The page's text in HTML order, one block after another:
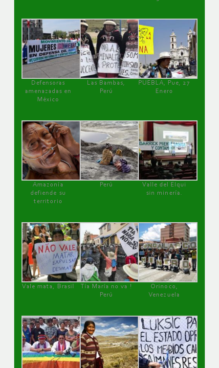
Defensoras
amenazadas en
México
Las Bambas,
Perú
PUEBLA, Pue, 27
Enero
Amazonía
defiende su
territorio
Perú
Valle del Elqui
sin minería.
Vale mata, Brasil
Tía María no va !
Perú
Orinoco,
Venezuela